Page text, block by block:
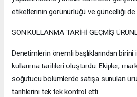
etiketlerinin görünürlüğü ve güncelliği
SON KULLANMA TARİHİ GEÇMİŞ
Denetimlerin önemli başlıklarından birini
kullanma tarihleri oluşturdu. Ekipler,
soğutucu bölümlerde satışa sunulan
tarihlerini tek tek kontrol etti.